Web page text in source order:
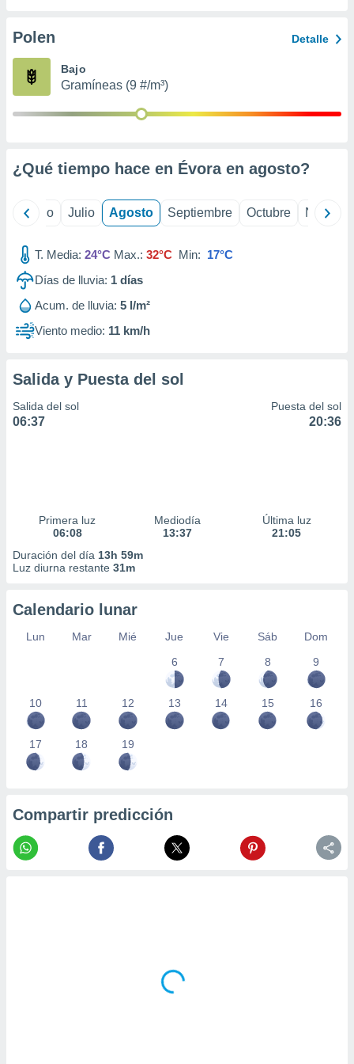
e
mediante
de
Polen Detalle
Bajo
Gramíneas (9 #/m³)
¿Qué tiempo hace en Évora en agosto?
Junio Julio Agosto Septiembre Octubre
T. Media: 24°C Max.: 32°C Min: 17°C
Días de lluvia: 1 días
Acum. de lluvia: 5 l/m²
Viento medio: 11 km/h
Salida y Puesta del sol
Salida del sol
06:37
Puesta del sol
20:36
Primera luz
06:08
Mediodía
13:37
Última luz
21:05
Duración del día 13h 59m
Luz diurna restante 31m
Calendario lunar
Lun Mar Mié Jue Vie Sáb
Dom
6
7 8 9
10 11 12 13 14 15 16
17 18 19
Compartir predicción